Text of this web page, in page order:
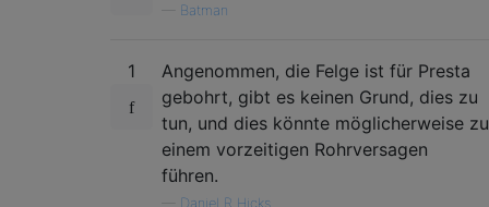
Batman
1
Angenommen, die Felge ist für Presta
gebohrt, gibt es keinen Grund, dies zu
tun, und dies könnte möglicherweise zu
einem vorzeitigen Rohrversagen
führen.
Daniel R Hicks